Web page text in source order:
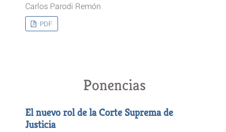
Carlos Parodi Remón
PDF
Ponencias
El nuevo rol de la Corte Suprema de
Justicia